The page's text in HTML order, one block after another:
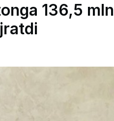
136,5